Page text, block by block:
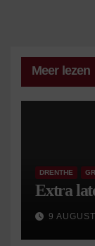
Meer lezen
DRENTHE
Extra
9